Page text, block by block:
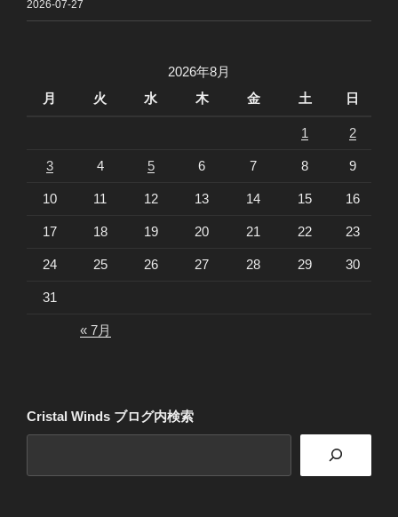
2026-07-27
2026年8月
月
火 水 木 金 土 日
1 2
3 4 5 6 7 8 9
10 11 12 13 14 15 16
17 18 19 20 21 22 23
24 25 26 27 28 29 30
31
« 7月
Cristal Winds ブログ内検索